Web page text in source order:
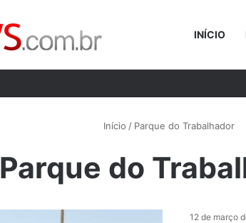
INÍCIO
Início / Parque do Trabalhador
Parque do
12 de março